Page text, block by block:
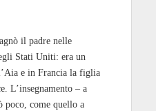
il padre nelle
Stati Uniti: era un
e in Francia la figlia
L’insegnamento – a
poco, come quello a